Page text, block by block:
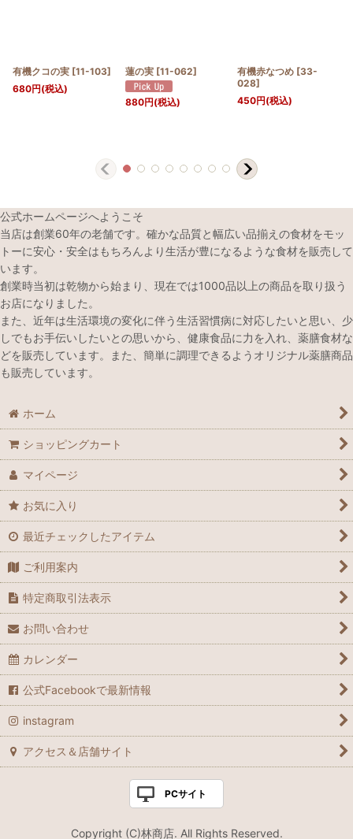
有機クコの実 [11-103]
680円(税込)
蓮の実 [11-062]
880円(税込)
有機赤なつめ [33-
028]
450円(税込)
公式ホームページへようこそ
当店は創業60年の老舗です。確かな品質と幅広い品揃えの食材をモッ
トーに安心・安全はもちろんより生活が豊になるような食材を販売して
います。
創業時当初は乾物から始まり、現在では1000品以上の商品を取り扱う
お店になりました。
また、近年は生活環境の変化に伴う生活習慣病に対応したいと思い、少
しでもお手伝いしたいとの思いから、健康食品に力を入れ、薬膳食材な
どを販売しています。また、簡単に調理できるようオリジナル薬膳商品
も販売しています。
ホーム
ショッピングカート
マイページ
お気に入り
最近チェックしたアイテム
ご利用案内
特定商取引法表示
お問い合わせ
カレンダー
公式Facebookで最新情報
instagram
アクセス＆店舗サイト
PCサイト
Copyright (C)林商店. All Rights Reserved.